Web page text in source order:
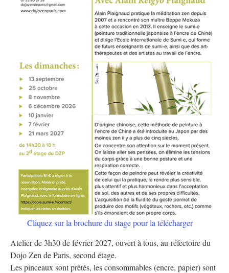
Cliquez sur la brochure du stage pour la télécharger
Atelier de 3h30 de février 2027, ouvert à tous, au réfectoire du
Dojo Zen de Paris, second étage.
Les pinceaux sont prêtés, les consommables (encre, papier) sont